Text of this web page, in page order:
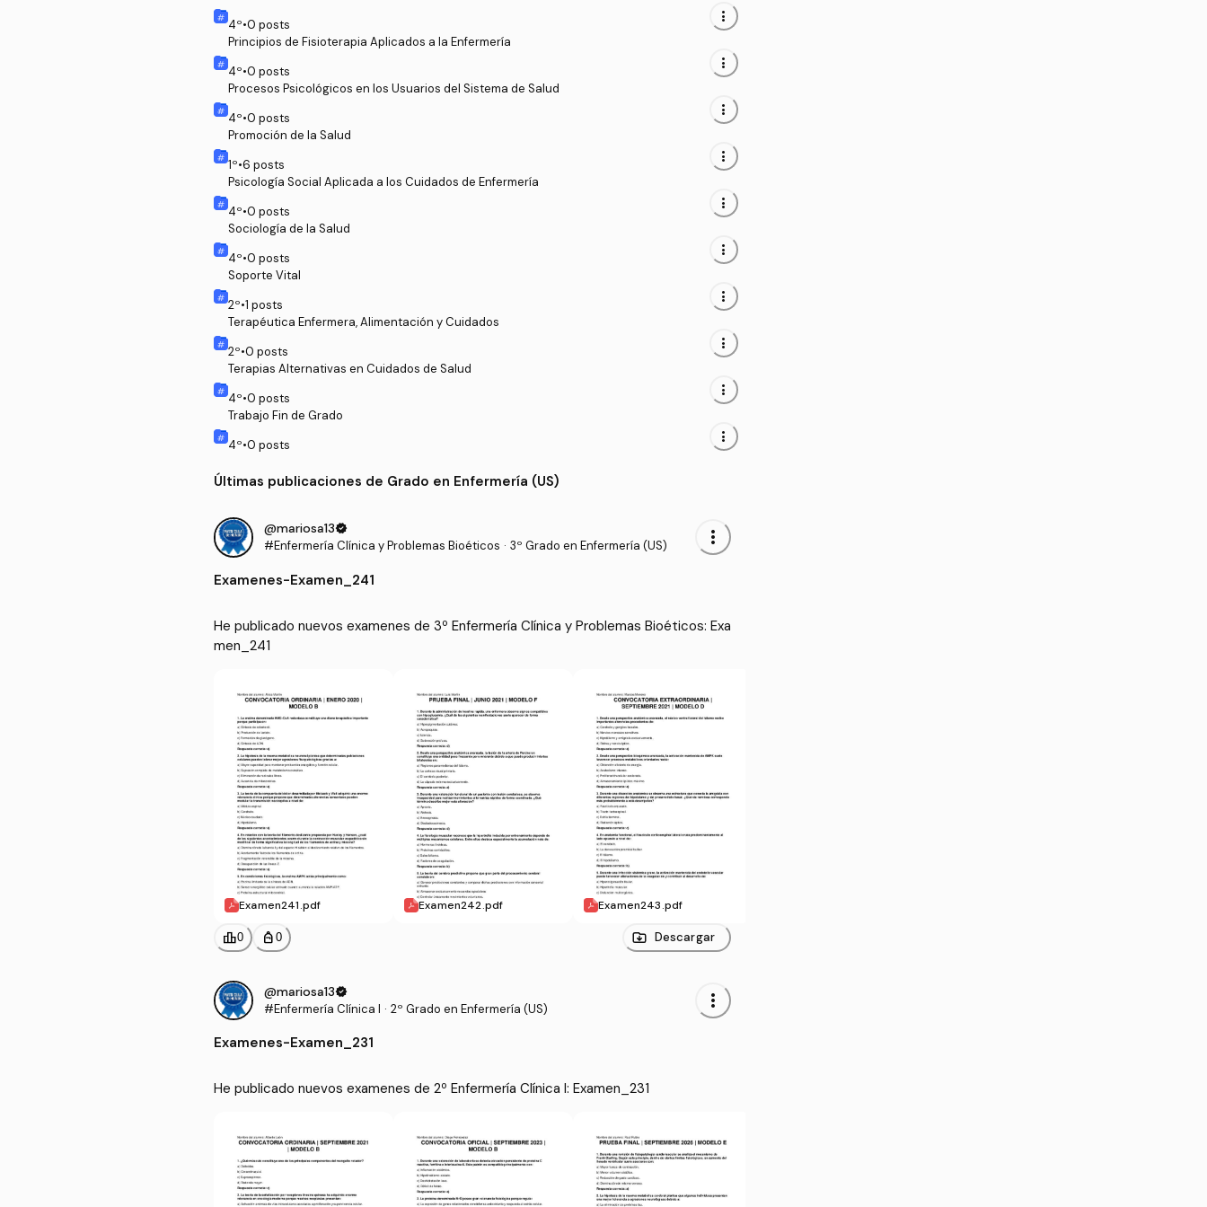
4º•0 posts more_vert
Principios de Fisioterapia Aplicados a la Enfermería
4º•0 posts more_vert
Procesos Psicológicos en los Usuarios del Sistema de Salud
4º•0 posts more_vert
Promoción de la Salud
1º•6 posts more_vert
Psicología Social Aplicada a los Cuidados de Enfermería
4º•0 posts more_vert
Sociología de la Salud
4º•0 posts more_vert
Soporte Vital
2º•1 posts more_vert
Terapéutica Enfermera, Alimentación y Cuidados
2º•0 posts more_vert
Terapias Alternativas en Cuidados de Salud
4º•0 posts more_vert
Trabajo Fin de Grado
4º•0 posts more_vert
Últimas publicaciones de Grado en Enfermería (US)
@mariosa13verified
#Enfermería Clínica y Problemas Bioéticos · 3º Grado en Enfermería (US) more_vert
Examenes-Examen_241
He publicado nuevos examenes de 3º Enfermería Clínica y Problemas Bioéticos: Exa
men_241
Examen241.pdf Examen242.pdf Examen243.pdf
leaderboard0 personal_bag 0 Descargar
@mariosa13verified
#Enfermería Clínica I · 2º Grado en Enfermería (US) more_vert
Examenes-Examen_231
He publicado nuevos examenes de 2º Enfermería Clínica I: Examen_231